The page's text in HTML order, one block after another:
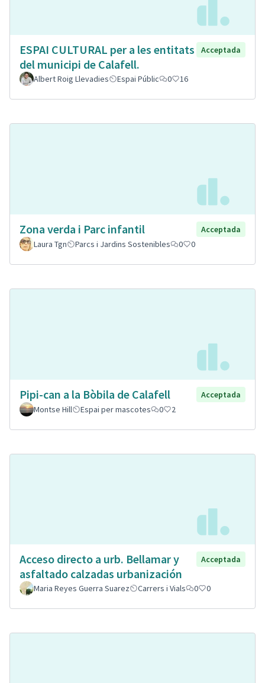
ESPAI CULTURAL per a les entitats
del municipi de Calafell.
Acceptada
Albert Roig Llevadies Espai Públic 0 16
Zona verda i Parc infantil
Acceptada
Laura Tgn
Parcs i Jardins Sostenibles 0 0
Pipi-can a la Bòbila de Calafell
Acceptada
Montse Hill
Espai per mascotes 0 2
Acceso directo a urb. Bellamar y
asfaltado calzadas urbanización
Acceptada
Maria Reyes Guerra Suarez Carrers i Vials 0 0